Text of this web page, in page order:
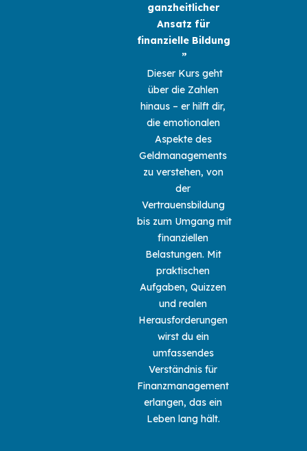
ganzheitlicher
Ansatz für
finanzielle Bildung
”
Dieser Kurs geht
über die Zahlen
hinaus – er hilft dir,
die emotionalen
Aspekte des
Geldmanagements
zu verstehen, von
der
Vertrauensbildung
bis zum Umgang mit
finanziellen
Belastungen. Mit
praktischen
Aufgaben, Quizzen
und realen
Herausforderungen
wirst du ein
umfassendes
Verständnis für
Finanzmanagement
erlangen, das ein
Leben lang hält.